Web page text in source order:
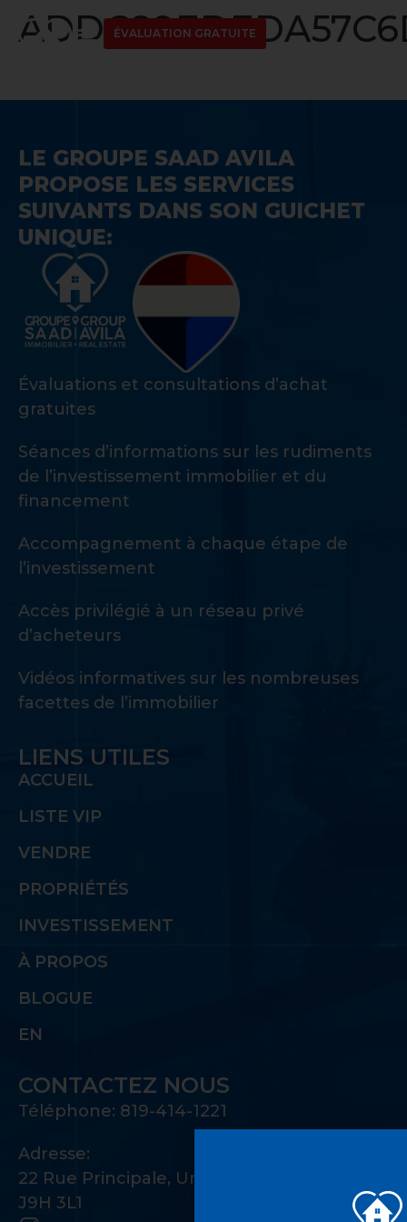
ÉVALUATION GRATUITE
LE GROUPE SAAD AVILA
PROPOSE LES SERVICES
SUIVANTS DANS SON GUICHET
UNIQUE:
Évaluations et consultations d’achat
gratuites
Séances d’informations sur les rudiments
de l’investissement immobilier et du
financement
Accompagnement à chaque étape de
l’investissement
Accès privilégié à un réseau privé
d’acheteurs
Vidéos informatives sur les nombreuses
facettes de l’immobilier
LIENS UTILES
ACCUEIL
LISTE VIP
VENDRE
PROPRIÉTÉS
INVESTISSEMENT
À PROPOS
BLOGUE
EN
CONTACTEZ NOUS
Téléphone: 819-414-1221
Adresse:
22 Rue Principale, Unité 100 Gatineau, QC
J9H 3L1